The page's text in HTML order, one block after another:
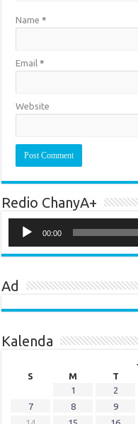
Name*
Email*
Website
Redio ChanyA+
Player
00:00
Ad
Kalenda
S
M T
1
2
7
8 9